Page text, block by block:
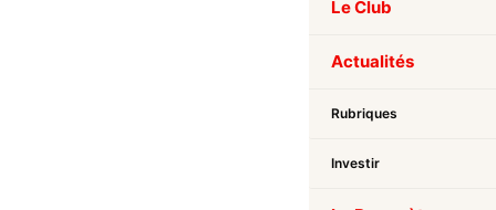
Le Club
Actualités
Rubriques
Investir